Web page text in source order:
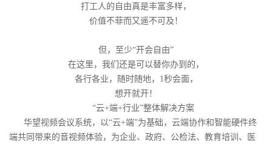
打工人的自由真是丰富多样，
价值不菲而又遥不可及！
但，至少“开会自由”
在这里，我们还是可以替你办到的，
各行各业，随时随地，1秒会面，
想开就开！
“云+端+行业”整体解决方案
华望视频会议系统，以“云+端”为基础，云端协作和智能硬件终
端共同带来的音视频体验，为企业、政府、公检法、教育培训、医